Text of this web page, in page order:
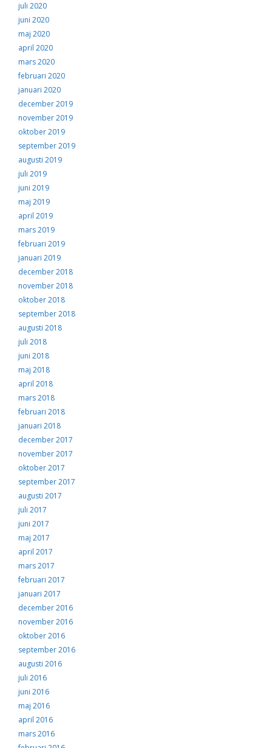
juli 2020
juni 2020
maj 2020
april 2020
mars 2020
februari 2020
januari 2020
december 2019
november 2019
oktober 2019
september 2019
augusti 2019
juli 2019
juni 2019
maj 2019
april 2019
mars 2019
februari 2019
januari 2019
december 2018
november 2018
oktober 2018
september 2018
augusti 2018
juli 2018
juni 2018
maj 2018
april 2018
mars 2018
februari 2018
januari 2018
december 2017
november 2017
oktober 2017
september 2017
augusti 2017
juli 2017
juni 2017
maj 2017
april 2017
mars 2017
februari 2017
januari 2017
december 2016
november 2016
oktober 2016
september 2016
augusti 2016
juli 2016
juni 2016
maj 2016
april 2016
mars 2016